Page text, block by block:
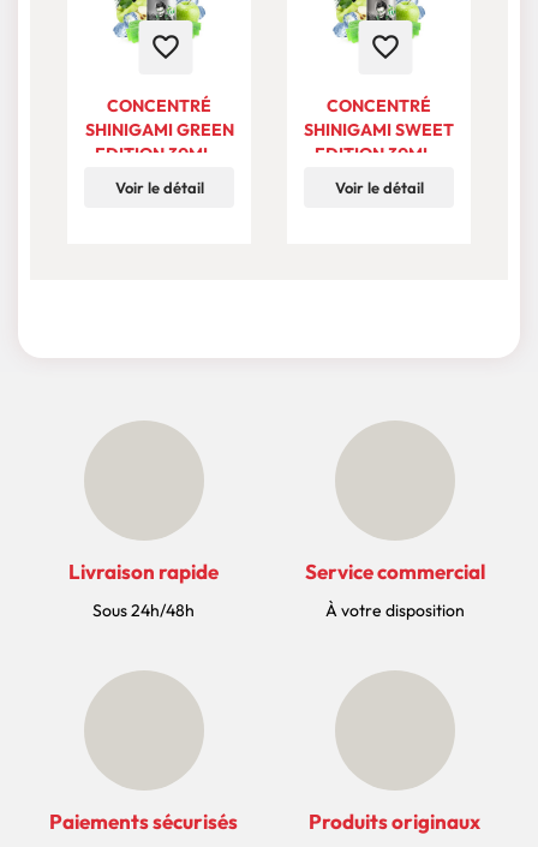
favorite_border
CONCENTRÉ
SHINIGAMI GREEN
EDITION 30ML -
ULTIMATE BY A&L
Voir le détail
favorite_border
CONCENTRÉ
SHINIGAMI SWEET
EDITION 30ML -
ULTIMATE BY A&L
Voir le détail
Livraison rapide
Sous 24h/48h
Service commercial
À votre disposition
Paiements sécurisés Produits originaux